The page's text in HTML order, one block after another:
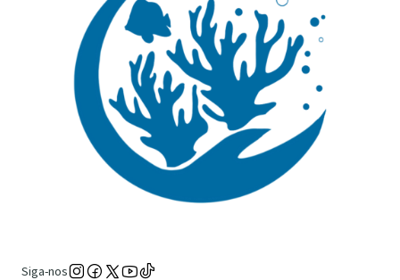
Siga-nos